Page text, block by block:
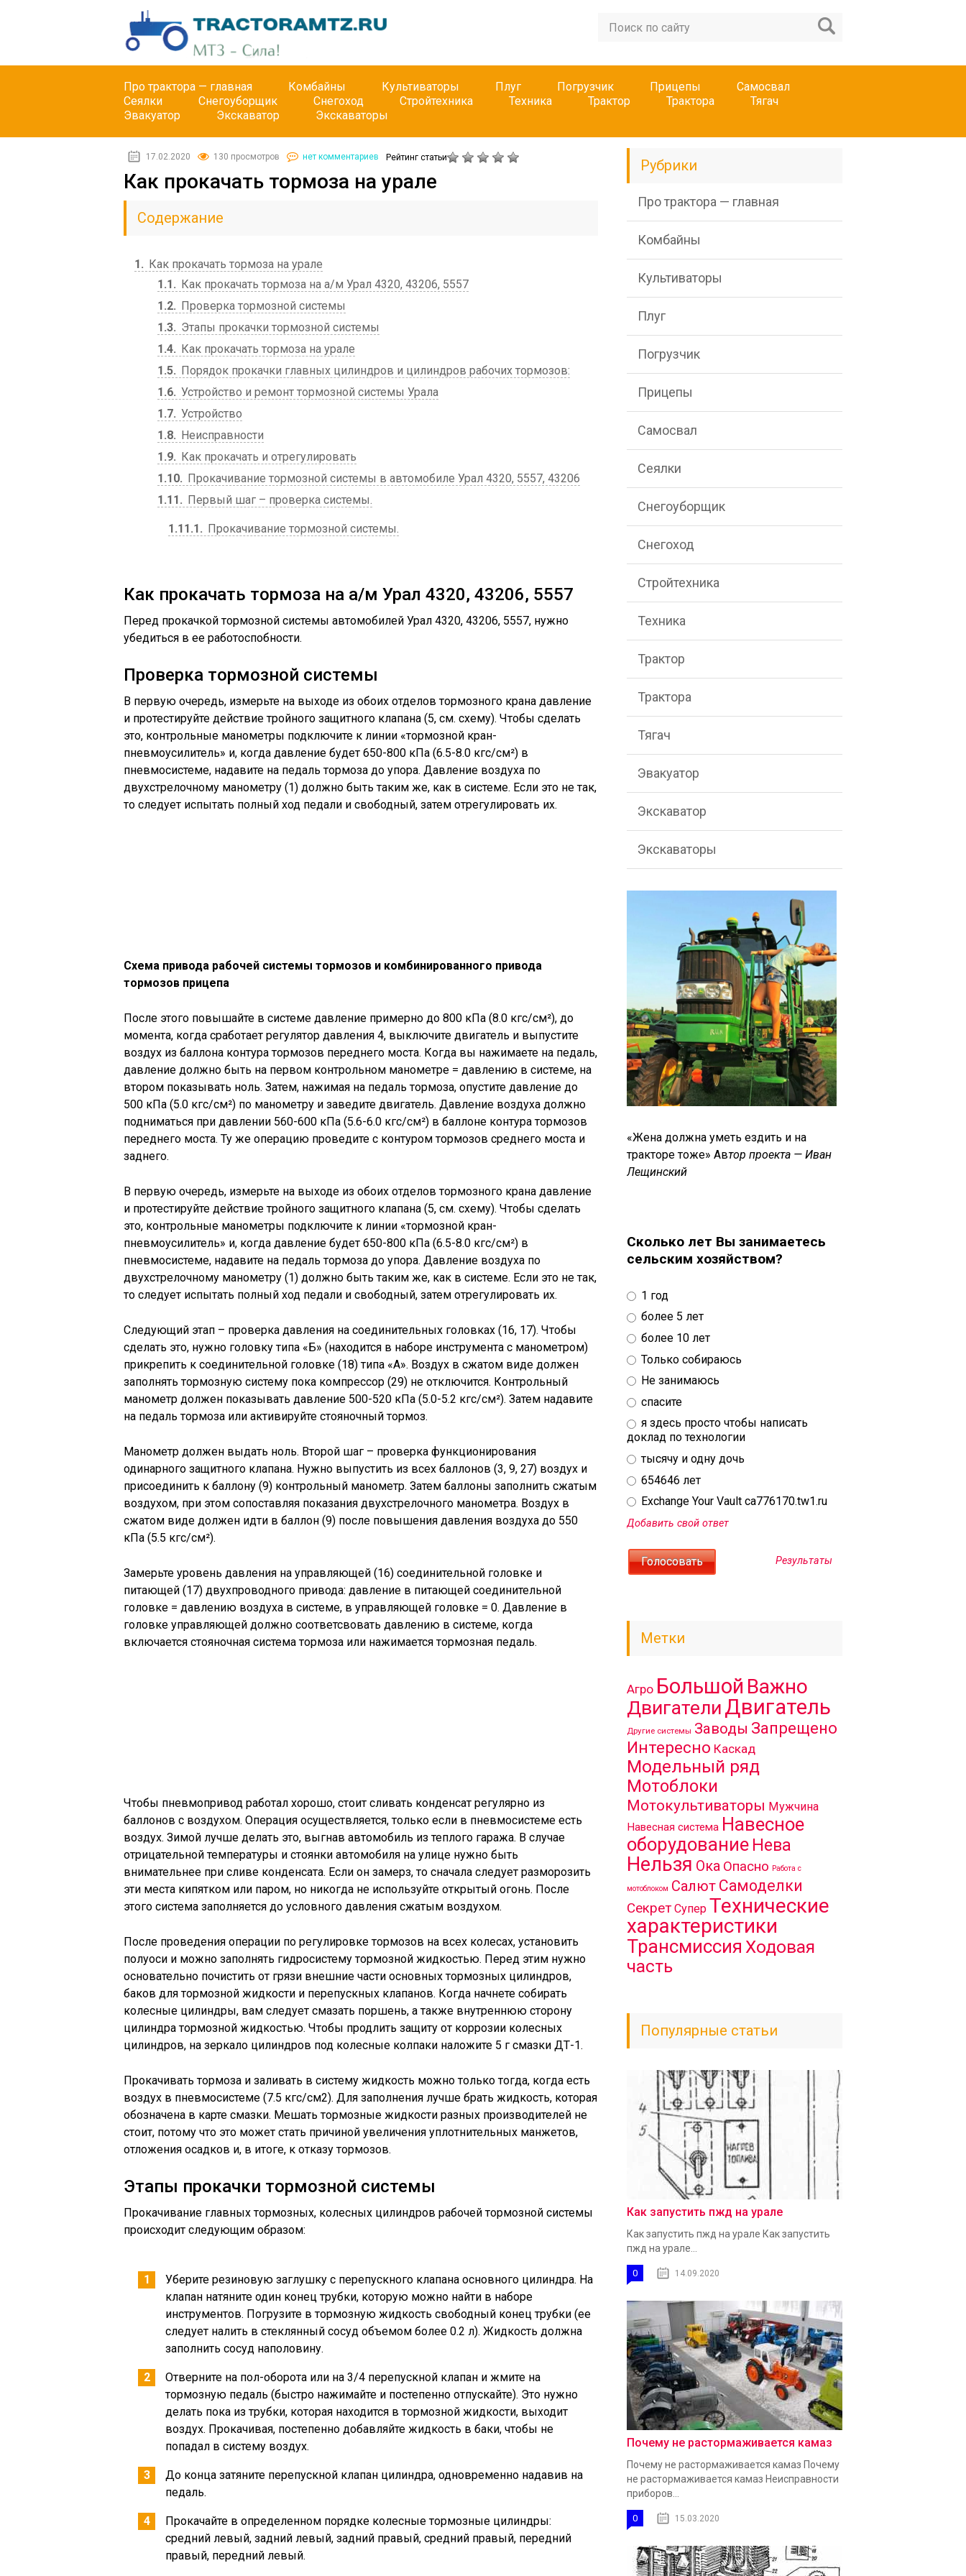
Про трактора — главная Комбайны Культиваторы Плуг Погрузчик Прицепы
Самосвал
Сеялки
Снегоуборщик Снегоход Стройтехника Техника Трактор Трактора
Тягач
Эвакуатор
Экскаватор Экскаваторы
17.02.2020 130 просмотров нет комментариев Рейтинг статьи
Как прокачать тормоза на урале
Содержание
1
Как прокачать тормоза на урале
1.1
Как прокачать тормоза на а/м Урал 4320, 43206, 5557
1.2
Проверка тормозной системы
1.3
Этапы прокачки тормозной системы
1.4
Как прокачать тормоза на урале
1.5
Порядок прокачки главных цилиндров и цилиндров рабочих тормозов:
1.6 Устройство и ремонт тормозной системы Урала
1.7 Устройство
1.8
Неисправности
1.9
Как прокачать и отрегулировать
1.10
Прокачивание тормозной системы в автомобиле Урал 4320, 5557, 43206
1.11
Первый шаг – проверка системы.
1.11.1 Прокачивание тормозной системы.
Как прокачать тормоза на а/м Урал 4320, 43206, 5557
Перед прокачкой тормозной системы автомобилей Урал 4320, 43206, 5557, нужно
убедиться в ее работоспобности.
Проверка тормозной системы
В первую очередь, измерьте на выходе из обоих отделов тормозного крана давление
и протестируйте действие тройного защитного клапана (5, см. схему). Чтобы сделать
это, контрольные манометры подключите к линии «тормозной кран-
пневмоусилитель» и, когда давление будет 650-800 кПа (6.5-8.0 кгс/см²) в
пневмосистеме, надавите на педаль тормоза до упора. Давление воздуха по
двухстрелочному манометру (1) должно быть таким же, как в системе. Если это не так,
то следует испытать полный ход педали и свободный, затем отрегулировать их.
Схема привода рабочей системы тормозов и комбинированного привода
тормозов прицепа
После этого повышайте в системе давление примерно до 800 кПа (8.0 кгс/см²), до
момента, когда сработает регулятор давления 4, выключите двигатель и выпустите
воздух из баллона контура тормозов переднего моста. Когда вы нажимаете на педаль,
давление должно быть на первом контрольном манометре = давлению в системе, на
втором показывать ноль. Затем, нажимая на педаль тормоза, опустите давление до
500 кПа (5.0 кгс/см²) по манометру и заведите двигатель. Давление воздуха должно
подниматься при давлении 560-600 кПа (5.6-6.0 кгс/см²) в баллоне контура тормозов
переднего моста. Ту же операцию проведите с контуром тормозов среднего моста и
заднего.
В первую очередь, измерьте на выходе из обоих отделов тормозного крана давление
и протестируйте действие тройного защитного клапана (5, см. схему). Чтобы сделать
это, контрольные манометры подключите к линии «тормозной кран-
пневмоусилитель» и, когда давление будет 650-800 кПа (6.5-8.0 кгс/см²) в
пневмосистеме, надавите на педаль тормоза до упора. Давление воздуха по
двухстрелочному манометру (1) должно быть таким же, как в системе. Если это не так,
то следует испытать полный ход педали и свободный, затем отрегулировать их.
Следующий этап – проверка давления на соединительных головках (16, 17). Чтобы
сделать это, нужно головку типа «Б» (находится в наборе инструмента с манометром)
прикрепить к соединительной головке (18) типа «А». Воздух в сжатом виде должен
заполнять тормозную систему пока компрессор (29) не отключится. Контрольный
манометр должен показывать давление 500-520 кПа (5.0-5.2 кгс/см²). Затем надавите
на педаль тормоза или активируйте стояночный тормоз.
Манометр должен выдать ноль. Второй шаг – проверка функционирования
одинарного защитного клапана. Нужно выпустить из всех баллонов (3, 9, 27) воздух и
присоединить к баллону (9) контрольный манометр. Затем баллоны заполнить сжатым
воздухом, при этом сопоставляя показания двухстрелочного манометра. Воздух в
сжатом виде должен идти в баллон (9) после повышения давления воздуха до 550
кПа (5.5 кгс/см²).
Замерьте уровень давления на управляющей (16) соединительной головке и
питающей (17) двухпроводного привода: давление в питающей соединительной
головке = давлению воздуха в системе, в управляющей головке = 0. Давление в
головке управляющей должно соответсвовать давлению в системе, когда
включается стояночная система тормоза или нажимается тормозная педаль.
Чтобы пневмопривод работал хорошо, стоит сливать конденсат регулярно из
баллонов с воздухом. Операция осуществляется, только если в пневмосистеме есть
воздух. Зимой лучше делать это, выгнав автомобиль из теплого гаража. В случае
отрицательной температуры и стоянки автомобиля на улице нужно быть
внимательнее при сливе конденсата. Если он замерз, то сначала следует разморозить
эти места кипятком или паром, но никогда не используйте открытый огонь. После
этого система заполняется до условного давления сжатым воздухом.
После проведения операции по регулировке тормозов на всех колесах, установить
полуоси и можно заполнять гидросистему тормозной жидкостью. Перед этим нужно
основательно почистить от грязи внешние части основных тормозных цилиндров,
баков для тормозной жидкости и перепускных клапанов. Когда начнете собирать
колесные цилиндры, вам следует смазать поршень, а также внутреннюю сторону
цилиндра тормозной жидкостью. Чтобы продлить защиту от коррозии колесных
цилиндров, на зеркало цилиндров под колесные колпаки наложите 5 г смазки ДТ-1.
Прокачивать тормоза и заливать в систему жидкость можно только тогда, когда есть
воздух в пневмосистеме (7.5 кгс/см2). Для заполнения лучше брать жидкость, которая
обозначена в карте смазки. Мешать тормозные жидкости разных производителей не
стоит, потому что это может стать причиной увеличения уплотнительных манжетов,
отложения осадков и, в итоге, к отказу тормозов.
Этапы прокачки тормозной системы
Прокачивание главных тормозных, колесных цилиндров рабочей тормозной системы
происходит следующим образом:
Уберите резиновую заглушку с перепускного клапана основного цилиндра. На
клапан натяните один конец трубки, которую можно найти в наборе
инструментов. Погрузите в тормозную жидкость свободный конец трубки (ее
следует налить в стеклянный сосуд объемом более 0.2 л). Жидкость должна
заполнить сосуд наполовину.
Отверните на пол-оборота или на 3/4 перепускной клапан и жмите на
тормозную педаль (быстро нажимайте и постепенно отпускайте). Это нужно
делать пока из трубки, которая находится в тормозной жидкости, выходит
воздух. Прокачивая, постепенно добавляйте жидкость в баки, чтобы не
попадал в систему воздух.
До конца затяните перепускной клапан цилиндра, одновременно надавив на
педаль.
Прокачайте в определенном порядке колесные тормозные цилиндры:
средний левый, задний левый, задний правый, средний правый, передний
правый, передний левый.
Рубрики
Про трактора — главная
Комбайны
Культиваторы
Плуг
Погрузчик
Прицепы
Самосвал
Сеялки
Снегоуборщик
Снегоход
Стройтехника
Техника
Трактор
Трактора
Тягач
Эвакуатор
Экскаватор
Экскаваторы
«Жена должна уметь ездить и на
тракторе тоже» Автор проекта — Иван
Лещинский
Сколько лет Вы занимаетесь
сельским хозяйством?
1 год
более 5 лет
более 10 лет
Только собираюсь
Не занимаюсь
спасите
я здесь просто чтобы написать
доклад по технологии
тысячу и одну дочь
654646 лет
Exchange Your Vault ca776170.tw1.ru
Добавить свой ответ
Результаты
Метки
Агро Большой Важно
ДвигателиДвигатель
Другие системы Заводы Запрещено
Интересно Каскад
Модельный ряд
Мотоблоки
Мотокультиваторы Мужчина
Навесная система Навесное
оборудование Нева
Нельзя Ока Опасно Работа с
мотоблоком Салют Самоделки
Секрет Супер Технические
характеристики
Трансмиссия Ходовая
часть
Популярные статьи
Как запустить пжд на урале
Как запустить пжд на урале Как запустить
пжд на урале...
0 14.09.2020
Почему не растормаживается камаз
Почему не растормаживается камаз Почему
не растормаживается камаз Неисправности
приборов...
0 15.03.2020